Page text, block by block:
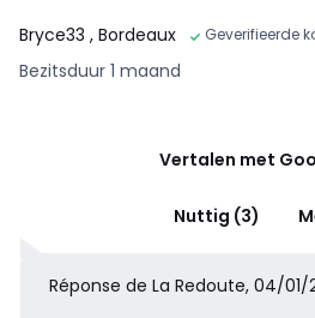
Bryce33 , Bordeaux Geverifieerde
Bezitsduur 1 maand
Vertalen met
Nuttig (3)
Réponse de La Redoute, 04/01/